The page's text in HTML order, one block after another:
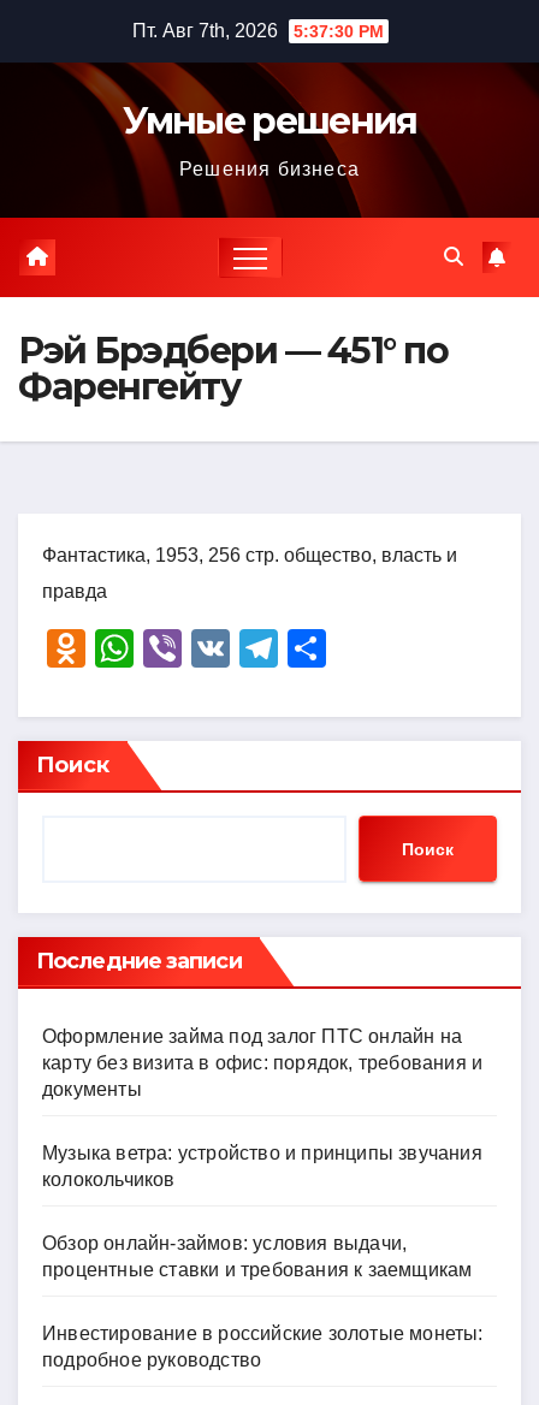
содержимому
Пт. Авг 7th, 2026 5:37:31 PM
Умные решения
Решения бизнеса
Рэй Брэдбери — 451° по
Фаренгейту
Фантастика, 1953, 256 стр. общество, власть и
правда
O
n
o
kl
ni
ki
W
at
s
A
Vi
er
V
T
e
a
р
в
ть
Поиск
Поиск
Последние записи
Оформление займа под залог ПТС онлайн на
карту без визита в офис: порядок, требования и
документы
Музыка ветра: устройство и принципы звучания
колокольчиков
Обзор онлайн-займов: условия выдачи,
процентные ставки и требования к заемщикам
Инвестирование в российские золотые монеты:
подробное руководство